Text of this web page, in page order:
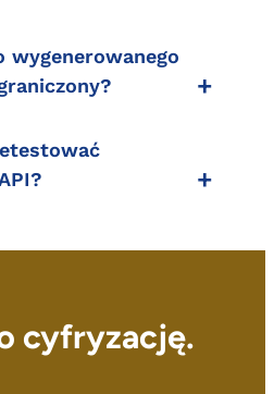
wygenerowanego
cyfryzację.